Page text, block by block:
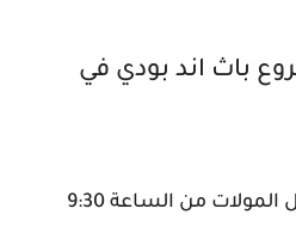
باث اند بودي في
تعمل معظم الفروع داخل المولات من الساعة 9:30